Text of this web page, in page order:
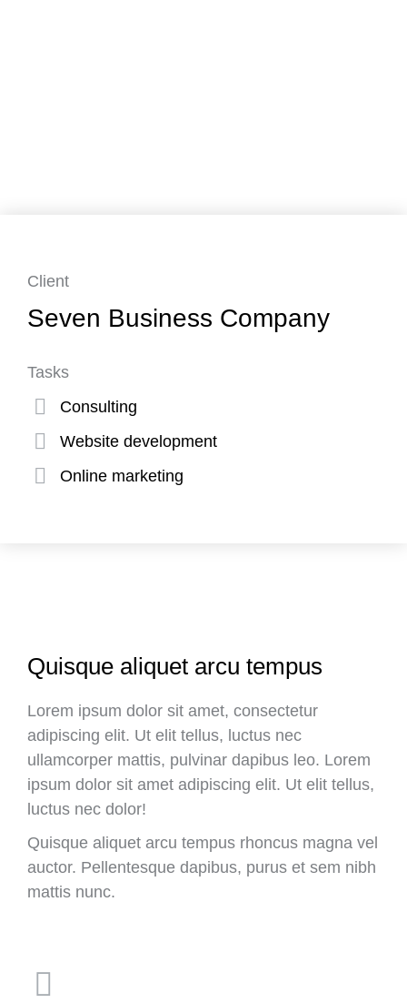
Client
Seven Business Company
Tasks
Consulting
Website development
Online marketing
Quisque aliquet arcu tempus
Lorem ipsum dolor sit amet, consectetur
adipiscing elit. Ut elit tellus, luctus nec
ullamcorper mattis, pulvinar dapibus leo. Lorem
ipsum dolor sit amet adipiscing elit. Ut elit tellus,
luctus nec dolor!
Quisque aliquet arcu tempus rhoncus magna vel
auctor. Pellentesque dapibus, purus et sem nibh
mattis nunc.